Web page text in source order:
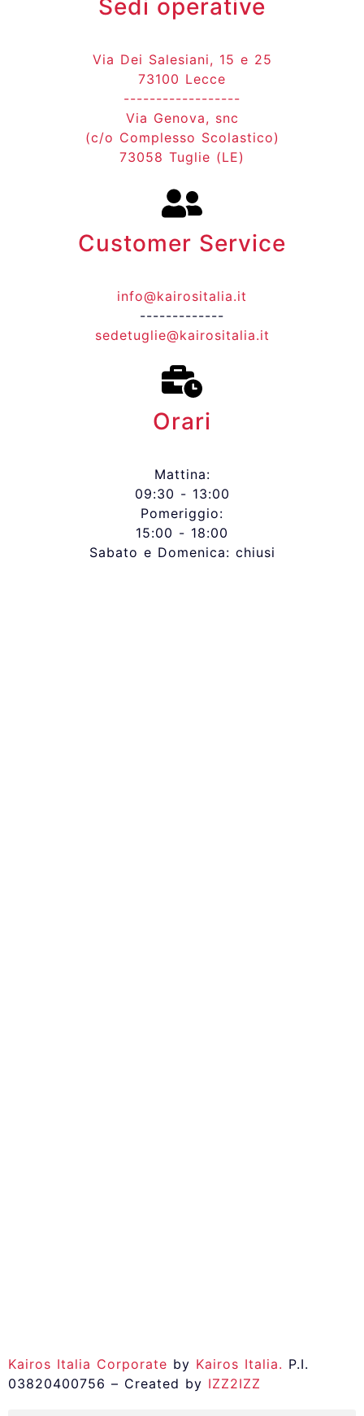
Sedi operative
Via Dei Salesiani, 15 e 25
73100 Lecce
------------------
Via Genova, snc
(c/o Complesso Scolastico)
73058 Tuglie (LE)
Customer Service
info@kairositalia.it
-------------
sedetuglie@kairositalia.it
Orari
Mattina:
09:30 - 13:00
Pomeriggio:
15:00 - 18:00
Sabato e Domenica: chiusi
Kairos Italia Corporate by Kairos Italia. P.I.
03820400756 – Created by IZZ2IZZ